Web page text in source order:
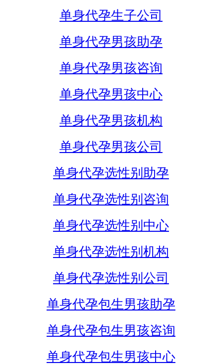
单身代孕生子公司
单身代孕男孩助孕
单身代孕男孩咨询
单身代孕男孩中心
单身代孕男孩机构
单身代孕男孩公司
单身代孕选性别助孕
单身代孕选性别咨询
单身代孕选性别中心
单身代孕选性别机构
单身代孕选性别公司
单身代孕包生男孩助孕
单身代孕包生男孩咨询
单身代孕包生男孩中心